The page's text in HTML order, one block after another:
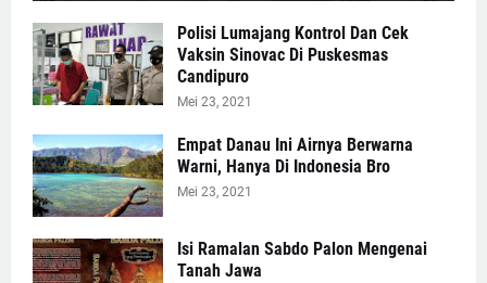
Polisi Lumajang Kontrol Dan Cek
Vaksin Sinovac Di Puskesmas
Candipuro
Mei 23, 2021
Empat Danau Ini Airnya Berwarna
Warni, Hanya Di Indonesia Bro
Mei 23, 2021
Isi Ramalan Sabdo Palon Mengenai
Tanah Jawa